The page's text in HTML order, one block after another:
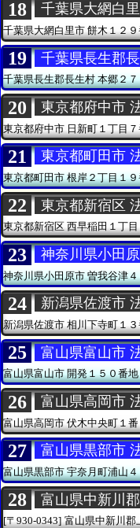
18 千葉県大網白
千葉県大網白里市 餅木１２
19 千葉県長生郡
千葉県長生郡長生村本郷２７
20 東京都府中市
東京都府中市 日新町１丁目７
21 東京都町田市
東京都町田市根岸２丁目１
22 東京都新宿区
東京都新宿区西早稲田１丁
23 神奈川県小田
神奈川県小田原市曽我谷津
24 新潟県佐渡市
新潟県佐渡市 相川下寺町１
25 富山県富山市
富山県富山市開発１５０番地
26 富山県高岡市
富山県高岡市 伏木中央町１
27 富山県黒部市
富山県黒部市宇奈月町浦山
28 富山県中新川
[〒930-0343] 富山県中新川郡